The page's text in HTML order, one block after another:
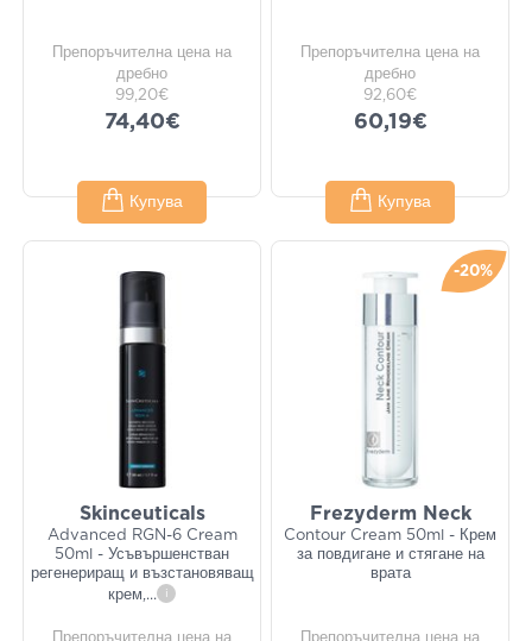
Препоръчителна цена на
дребно
99,20€
74,40€
Купува
Препоръчителна цена на
дребно
92,60€
60,19€
Купува
Skinceuticals
Advanced RGN-6 Cream
50ml - Усъвършенстван
регенериращ и възстановяващ
крем,... i
-20%
Frezyderm Neck
Contour Cream 50ml - Крем
за повдигане и стягане на
врата